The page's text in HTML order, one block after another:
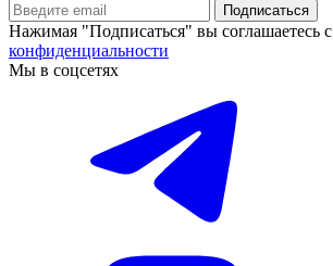
Подписаться
Нажимая "Подписаться" вы соглашаетесь с
конфиденциальности
Мы в соцсетях